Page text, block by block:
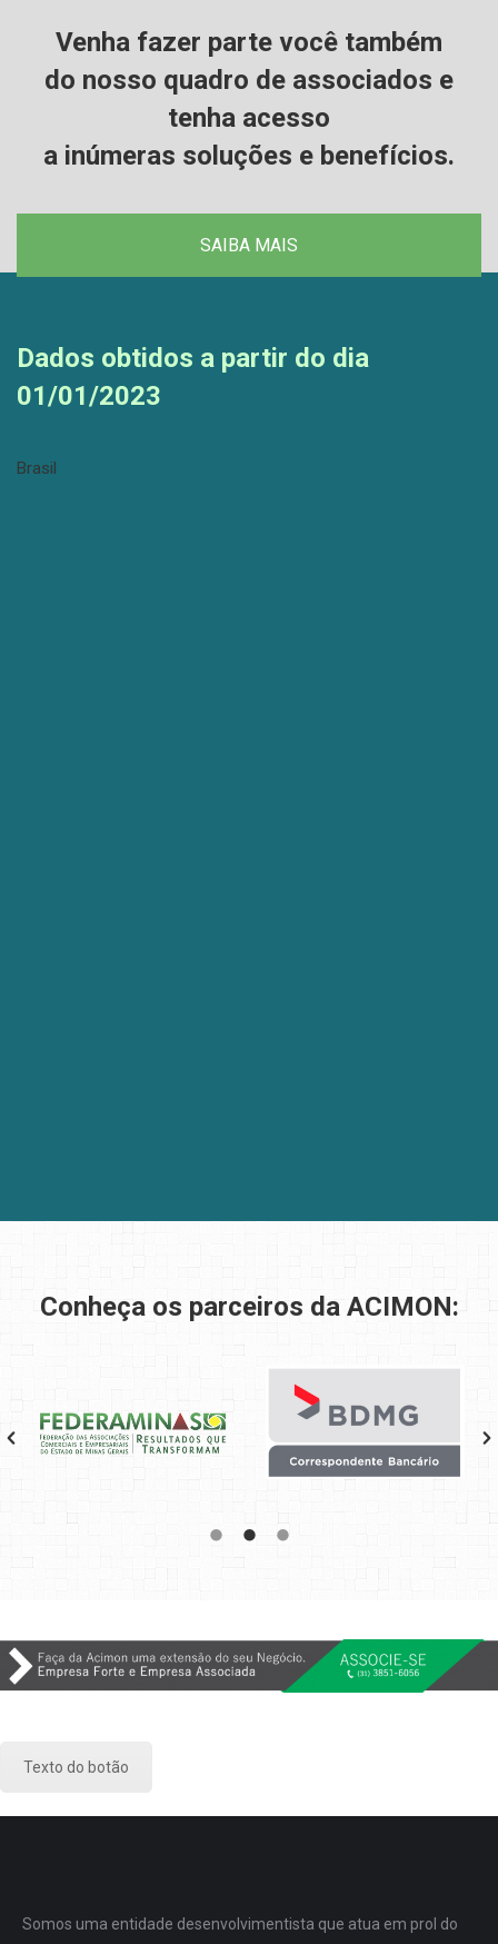
Venha fazer parte você também
do nosso quadro de associados e
tenha acesso
a inúmeras soluções e benefícios.
SAIBA MAIS
Dados obtidos a partir do dia
01/01/2023
Brasil
Conheça os parceiros da ACIMON:
Texto do botão
Somos uma entidade desenvolvimentista que atua em prol do